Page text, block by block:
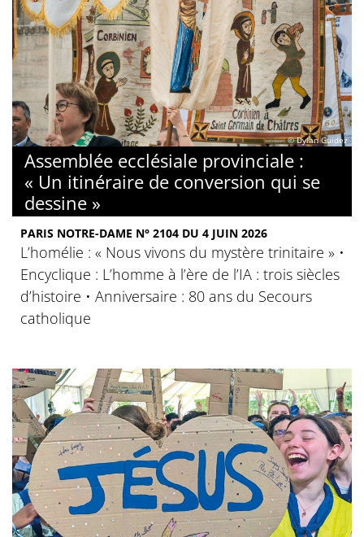
© Dylan Guidez
Assemblée ecclésiale provinciale :
« Un itinéraire de conversion qui se
dessine »
PARIS NOTRE-DAME N° 2104 DU 4 JUIN 2026
L’homélie : « Nous vivons du mystère trinitaire » •
Encyclique : L’homme à l’ère de l’IA : trois siècles
d’histoire • Anniversaire : 80 ans du Secours
catholique